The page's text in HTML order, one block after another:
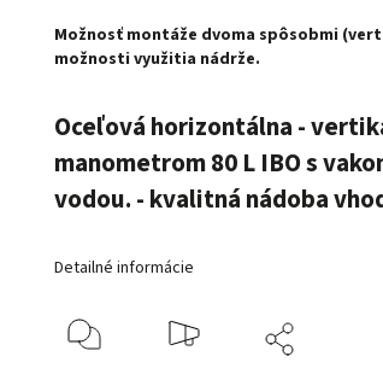
Možnosť montáže dvoma spôsobmi
možnosti využitia nádrže.
Oceľová horizontálna -
manometrom 80 L IBO s
vodou. - kvalitná nádoba
Detailné informácie